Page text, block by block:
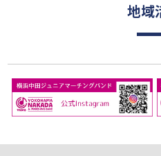
地域